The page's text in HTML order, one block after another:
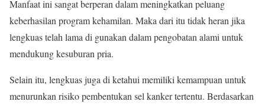
Manfaat ini sangat berperan dalam meningkatkan peluang
keberhasilan program kehamilan. Maka dari itu tidak heran jika
lengkuas telah lama di gunakan dalam pengobatan alami untuk
mendukung kesuburan pria.
Selain itu, lengkuas juga di ketahui memiliki kemampuan untuk
menurunkan risiko pembentukan sel kanker tertentu. Berdasarkan